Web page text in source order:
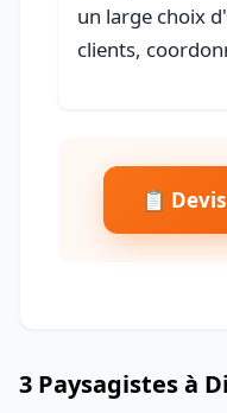
un large choix
clients,
📋
3 Paysagistes à